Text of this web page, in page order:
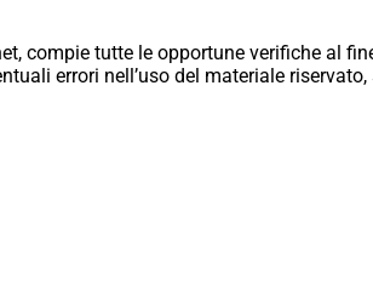
compie tutte le opportune verifiche al
errori nell’uso del materiale